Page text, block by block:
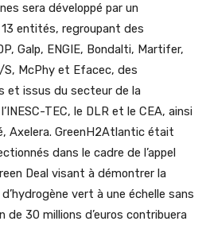
sera développé par un
entités, regroupant des
Galp, ENGIE, Bondalti, Martifer,
McPhy et Efacec, des
et issus du secteur de la
TEC, le DLR et le CEA, ainsi
Axelera. GreenH2Atlantic était
dans le cadre de l’appel
Deal visant à démontrer la
vert à une échelle sans
de 30 millions d’euros contribuera